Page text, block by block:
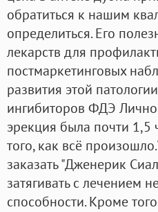
обратиться к нашим
определиться. Его
лекарств для
постмаркетинговых
развития этой
ингибиторов ФДЭ
эрекция была почти 1,5
того, как всё
заказать "Дженерик
затягивать с лечением
способности. Кроме